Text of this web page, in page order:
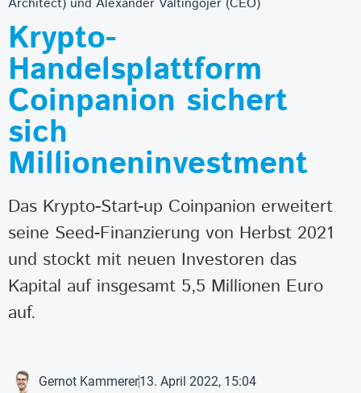
Architect) und Alexander Valtingojer (CEO)
Krypto-
Handelsplattform
Coinpanion sichert
sich
Millioneninvestment
Das Krypto-Start-up Coinpanion erweitert
seine Seed-Finanzierung von Herbst 2021
und stockt mit neuen Investoren das
Kapital auf insgesamt 5,5 Millionen Euro
auf.
Gernot Kammerer13. April 2022, 15:04